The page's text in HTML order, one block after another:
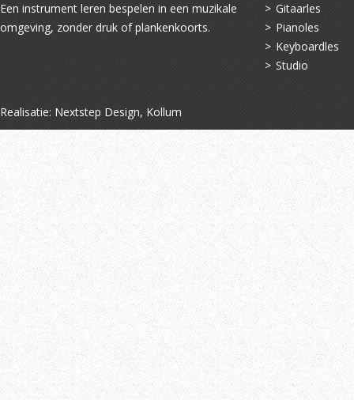
Een instrument leren bespelen in een muzikale
omgeving, zonder druk of plankenkoorts.
Gitaarles
Pianoles
Keyboardles
Studio
Realisatie: Nextstep Design, Kollum